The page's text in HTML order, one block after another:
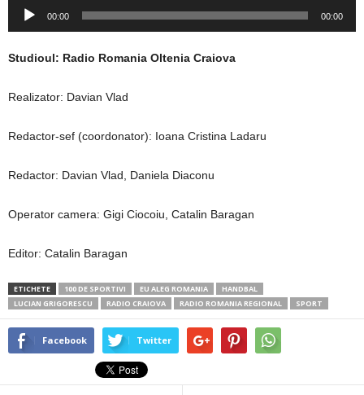
Player
00:00 00:00
Studioul: Radio Romania Oltenia Craiova
Realizator: Davian Vlad
Redactor-sef (coordonator): Ioana Cristina Ladaru
Redactor: Davian Vlad, Daniela Diaconu
Operator camera: Gigi Ciocoiu, Catalin Baragan
Editor: Catalin Baragan
ETICHETE 100 DE SPORTIVI EU ALEG ROMANIA
HANDBAL
LUCIAN GRIGORESCU
RADIO CRAIOVA RADIO ROMANIA REGIONAL SPORT
Facebook Twitter